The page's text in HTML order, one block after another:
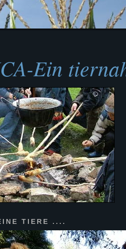
Ein
TIERE ....